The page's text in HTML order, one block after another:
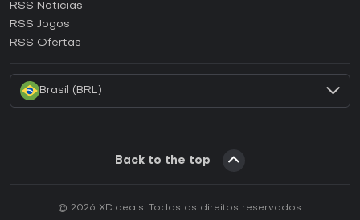
Como ativar uma CD Key Ubisoft Connect?
RSS Noticias
RSS Jogos
RSS Ofertas
Brasil (BRL)
Back to the top
© 2026 XD.deals. Todos os direitos reservados.